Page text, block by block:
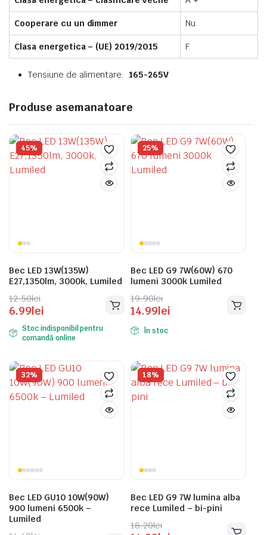
Cooperare cu un dimmer Nu
Clasa energetica – (UE) 2019/2015 F.
Tensiune de alimentare:165-265V
Produse asemanatoare
45%
Bec LED 13W(135W)
E27,1350lm, 3000k, Lumiled
12.50lei
Prețul
inițial
a
fost:
6.99lei
Prețul
curent
este:
6.99lei.
Stoc indisponibil pentru
comandă online
25%
Bec LED G9 7W(60W) 670
lumeni 3000k Lumiled
19.90lei
Prețul
inițial
a
14.99lei
Prețul
curent
este:În stoc
32%
Bec LED GU10 10W(90W)
900 lumeni 6500k –
Lumiled
18%
Bec LED G9 7W lumina alba
rece Lumiled – bi-pini
18.20lei
Prețul
Prețul